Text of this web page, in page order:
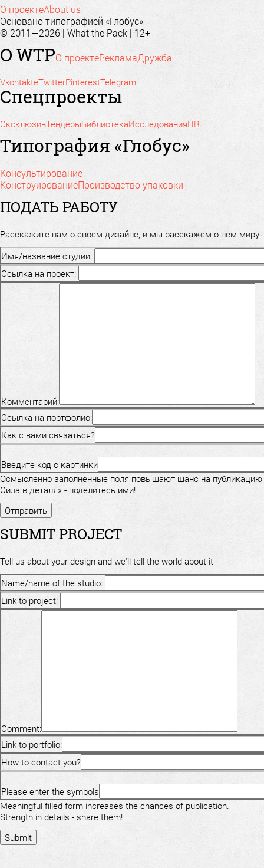
О проектеAbout us
Основано типографией «Глобус»
© 2011—2026 | What the Pack | 12+
О WTPО проектеРекламаДружба
VkontakteTwitterPinterestTelegram
Спецпроекты
ЭксклюзивТендерыБиблиотекаИсследованияHR
Типография «Глобус»
Консультирование
КонструированиеПроизводство упаковки
ПОДАТЬ РАБОТУ
Расскажите нам о своем дизайне, и мы расскажем о нем миру
Имя/название студии:
Ссылка на проект:
Комментарий:
Ссылка на портфолио:
Как с вами связаться?
Введите код с картинки
Осмысленно заполненные поля повышают шанс на публикацию
Сила в деталях - поделитесь ими!
SUBMIT PROJECT
Tell us about your design and we'll tell the world about it
Name/name of the studio:
Link to project:
Comment:
Link to portfolio:
How to contact you?
Please enter the symbols
Meaningful filled form increases the chances of publication.
Strength in details - share them!